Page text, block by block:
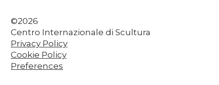
©2026
Centro Internazionale di Scultura
Privacy Policy
Cookie Policy
Preferences